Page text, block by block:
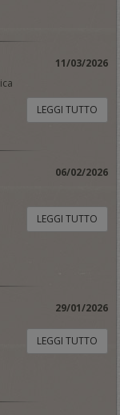
11/03/2026
LEGGI TUTTO
06/02/2026
LEGGI TUTTO
29/01/2026
LEGGI TUTTO